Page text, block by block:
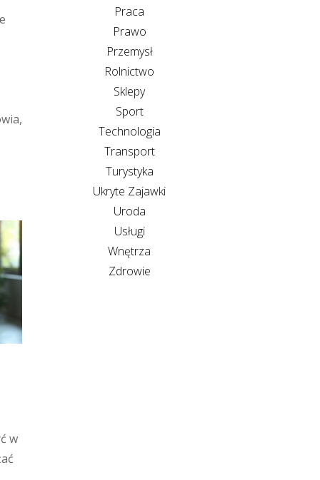
w
Praca
Prawo
Przemysł
Rolnictwo
Sklepy
Sport
Technologia
Transport
Turystyka
Ukryte Zajawki
Uroda
Usługi
Wnętrza
Zdrowie